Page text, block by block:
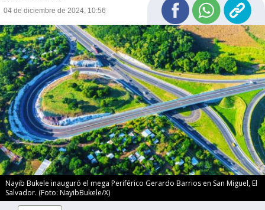
04 de diciembre de 2024, 10:56
Nayib Bukele inauguró el mega Periférico Gerardo Barrios en San Miguel, El
Salvador. (Foto: NayibBukele/X)